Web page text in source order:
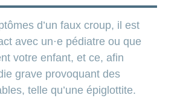
d’un faux croup, il est
avec un·e pédiatre ou que
votre enfant, et ce, afin
grave provoquant des
telle qu’une épiglottite.